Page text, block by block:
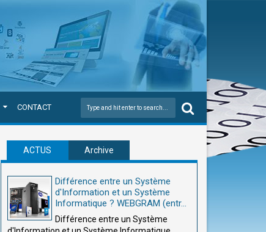
CONTACT
ACTUS Archive
Différence entre un Système
d'Information et un Système
Informatique ? WEBGRAM (entr...
Différence entre un Système